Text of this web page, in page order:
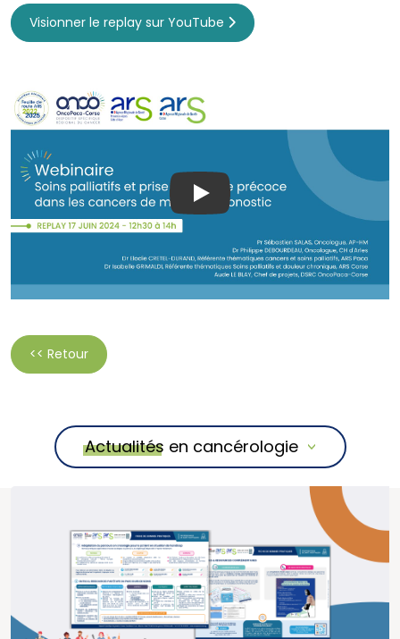
Visionner le replay sur YouTube
Play
<< Retour
Actualités en cancérologie